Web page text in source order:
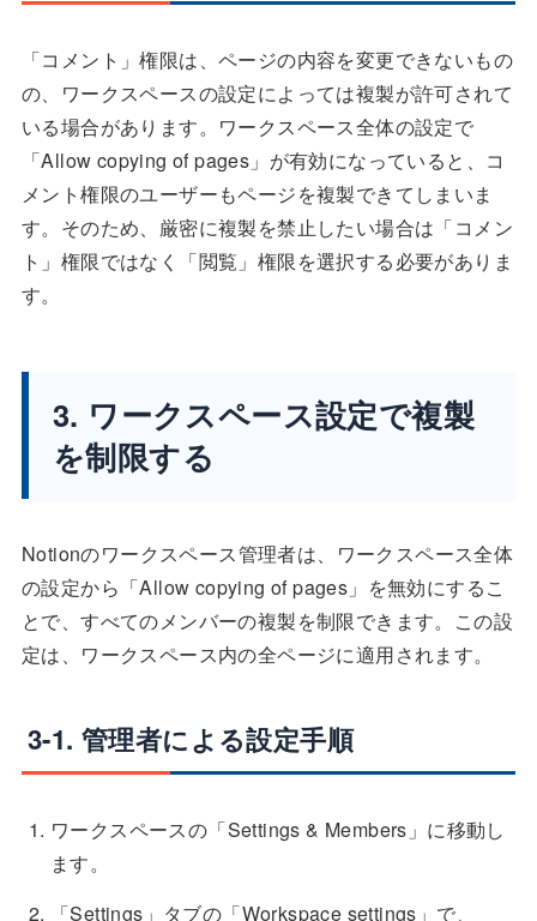
「コメント」権限は、ページの内容を変更できないもの
の、ワークスペースの設定によっては複製が許可されて
いる場合があります。ワークスペース全体の設定で
「Allow copying of pages」が有効になっていると、コ
メント権限のユーザーもページを複製できてしまいま
す。そのため、厳密に複製を禁止したい場合は「コメン
ト」権限ではなく「閲覧」権限を選択する必要がありま
す。
3. ワークスペース設定で複製
を制限する
Notionのワークスペース管理者は、ワークスペース全体
の設定から「Allow copying of pages」を無効にするこ
とで、すべてのメンバーの複製を制限できます。この設
定は、ワークスペース内の全ページに適用されます。
3-1. 管理者による設定手順
ワークスペースの「Settings & Members」に移動し
ます。
「Settings」タブの「Workspace settings」で、